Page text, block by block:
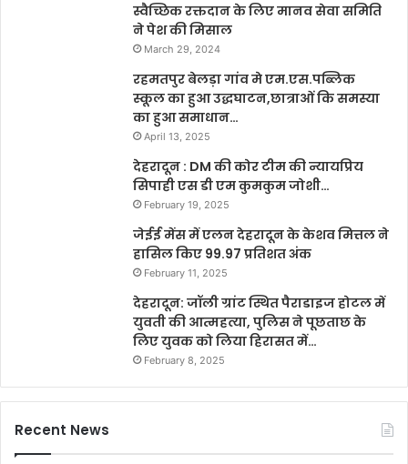
स्वैच्छिक रक्तदान के लिए मानव सेवा समिति
ने पेश की मिसाल
March 29, 2024
रहमतपुर बेलड़ा गांव मे एम.एस.पब्लिक
स्कूल का हुआ उद्धघाटन,छात्राओं कि समस्या
का हुआ समाधान…
April 13, 2025
देहरादून : DM की कोर टीम की न्यायप्रिय
सिपाही एस डी एम कुमकुम जोशी…
February 19, 2025
जेईई मेंस में एलन देहरादून के केशव मित्तल ने
हासिल किए 99.97 प्रतिशत अंक
February 11, 2025
देहरादून: जॉली ग्रांट स्थित पैराडाइज होटल में
युवती की आत्महत्या, पुलिस ने पूछताछ के
लिए युवक को लिया हिरासत में…
February 8, 2025
Recent News